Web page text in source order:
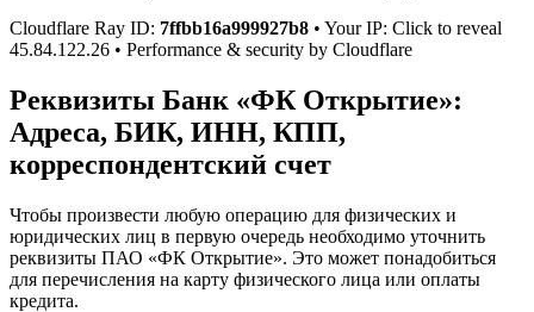
Cloudflare Ray ID: 7ffbb16a999927b8 • Your IP: Click to reveal
45.84.122.26 • Performance & security by Cloudflare
Реквизиты Банк «ФК Открытие»:
Адреса, БИК, ИНН, КПП,
корреспондентский счет
Чтобы произвести любую операцию для физических и
юридических лиц в первую очередь необходимо уточнить
реквизиты ПАО «ФК Открытие». Это может понадобиться
для перечисления на карту физического лица или оплаты
кредита.